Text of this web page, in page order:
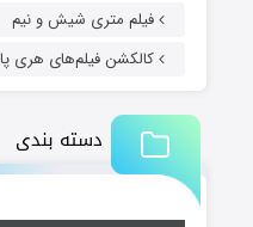
فیلم متری شیش و نیم
کالکشن فیلم‌های هری
دسته بندی